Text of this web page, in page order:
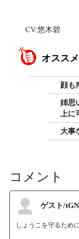
CV:悠木碧
オスス
顔も
姉思
上に
大事
コメント
ゲスト/